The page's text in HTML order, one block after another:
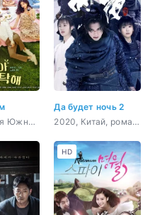
2019, Корея Южная, романтика, драма, мелодрама
Да будет ночь 2
2020, Китай, романтика, восточные единоборства, драма, фэнтези
HD